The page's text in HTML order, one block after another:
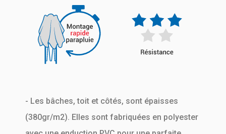
- Les bâches, toit et côtés, sont épaisses
(380gr/m2). Elles sont fabriquées en polyester